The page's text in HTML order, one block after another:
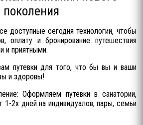
поколения
доступные сегодня технологии, чтобы
оплату и бронирование путешествия
и приятными.
путевки для того, что бы вы и ваши
и здоровы!
Оформляем путевки в санатории,
2х дней на индивидуалов, пары, семьи